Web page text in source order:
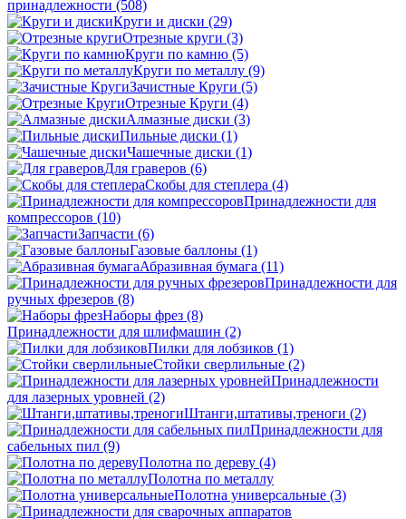
принадлежности (508)
Круги и диски (29)
Отрезные круги (3)
Круги по камню (5)
Круги по металлу (9)
Зачистные Круги (5)
Отрезные Круги (4)
Алмазные диски (3)
Пильные диски (1)
Чашечные диски (1)
Для граверов (6)
Скобы для степлера (4)
Принадлежности для
компрессоров (10)
Запчасти (6)
Газовые баллоны (1)
Абразивная бумага (11)
Принадлежности для
ручных фрезеров (8)
Наборы фрез (8)
Принадлежности для шлифмашин (2)
Пилки для лобзиков (1)
Стойки сверлильные (2)
Принадлежности
для лазерных уровней (2)
Штанги,штативы,треноги (2)
Принадлежности для
сабельных пил (9)
Полотна по дереву (4)
Полотна по металлу
Полотна универсальные (3)